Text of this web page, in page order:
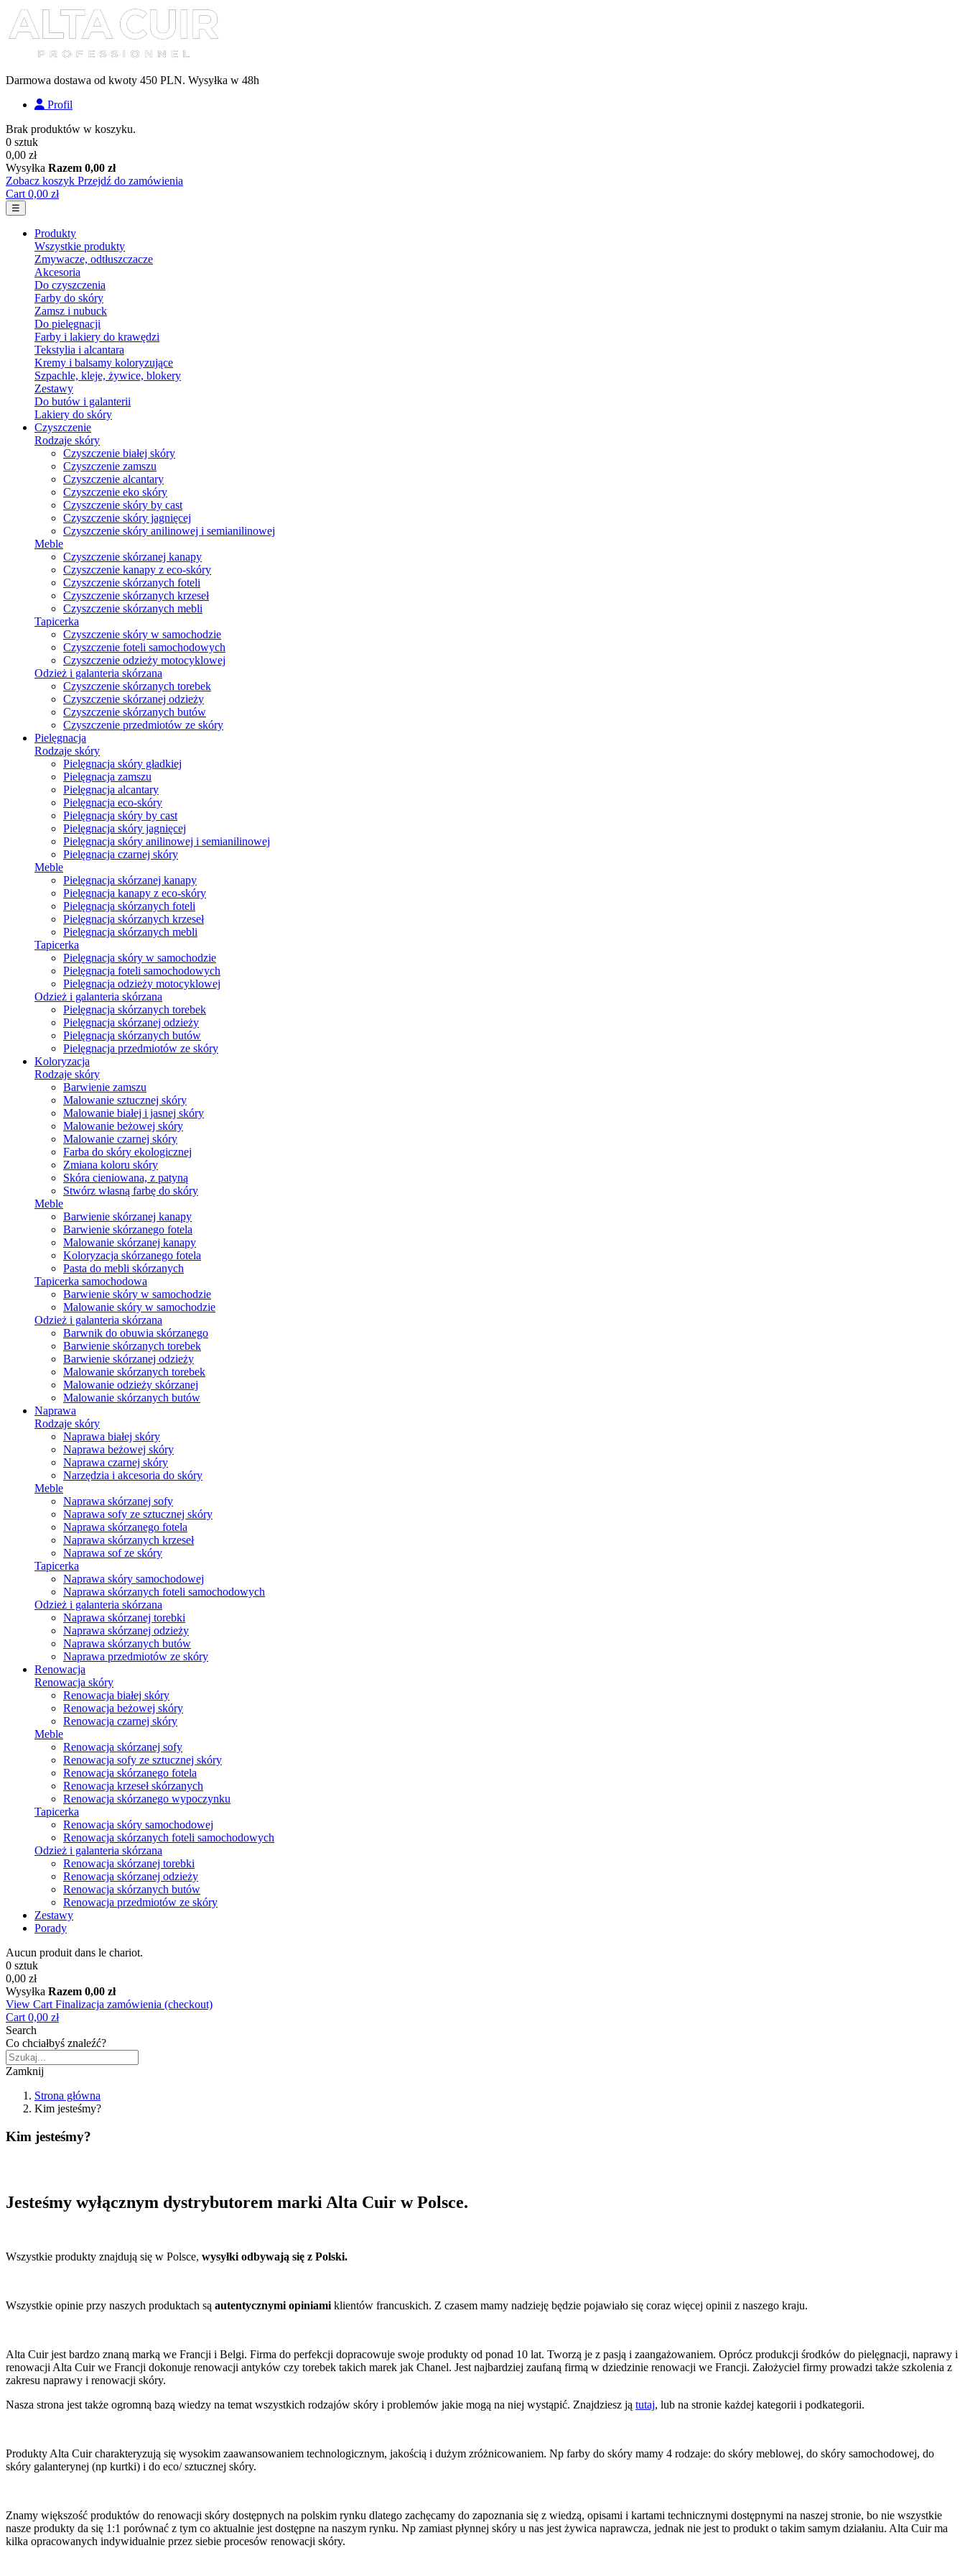
Darmowa dostawa od kwoty 450 PLN. Wysyłka w 48h
Profil
Brak produktów w koszyku.
0 sztuk
0,00 zł
Wysyłka Razem 0,00 zł
Zobacz koszyk Przejdź do zamówienia
Cart 0,00 zł
Toggle navigation
☰
Produkty
Wszystkie produkty
Zmywacze, odtłuszczacze
Akcesoria
Do czyszczenia
Farby do skóry
Zamsz i nubuck
Do pielęgnacji
Farby i lakiery do krawędzi
Tekstylia i alcantara
Kremy i balsamy koloryzujące
Szpachle, kleje, żywice, blokery
Zestawy
Do butów i galanterii
Lakiery do skóry
Czyszczenie
Rodzaje skóry
Czyszczenie białej skóry
Czyszczenie zamszu
Czyszczenie alcantary
Czyszczenie eko skóry
Czyszczenie skóry by cast
Czyszczenie skóry jagnięcej
Czyszczenie skóry anilinowej i semianilinowej
Meble
Czyszczenie skórzanej kanapy
Czyszczenie kanapy z eco-skóry
Czyszczenie skórzanych foteli
Czyszczenie skórzanych krzeseł
Czyszczenie skórzanych mebli
Tapicerka
Czyszczenie skóry w samochodzie
Czyszczenie foteli samochodowych
Czyszczenie odzieży motocyklowej
Odzież i galanteria skórzana
Czyszczenie skórzanych torebek
Czyszczenie skórzanej odzieży
Czyszczenie skórzanych butów
Czyszczenie przedmiotów ze skóry
Pielęgnacja
Rodzaje skóry
Pielęgnacja skóry gładkiej
Pielęgnacja zamszu
Pielęgnacja alcantary
Pielęgnacja eco-skóry
Pielęgnacja skóry by cast
Pielęgnacja skóry jagnięcej
Pielęgnacja skóry anilinowej i semianilinowej
Pielęgnacja czarnej skóry
Meble
Pielęgnacja skórzanej kanapy
Pielęgnacja kanapy z eco-skóry
Pielęgnacja skórzanych foteli
Pielęgnacja skórzanych krzeseł
Pielęgnacja skórzanych mebli
Tapicerka
Pielęgnacja skóry w samochodzie
Pielęgnacja foteli samochodowych
Pielęgnacja odzieży motocyklowej
Odzież i galanteria skórzana
Pielęgnacja skórzanych torebek
Pielęgnacja skórzanej odzieży
Pielęgnacja skórzanych butów
Pielęgnacja przedmiotów ze skóry
Koloryzacja
Rodzaje skóry
Barwienie zamszu
Malowanie sztucznej skóry
Malowanie białej i jasnej skóry
Malowanie beżowej skóry
Malowanie czarnej skóry
Farba do skóry ekologicznej
Zmiana koloru skóry
Skóra cieniowana, z patyną
Stwórz własną farbę do skóry
Meble
Barwienie skórzanej kanapy
Barwienie skórzanego fotela
Malowanie skórzanej kanapy
Koloryzacja skórzanego fotela
Pasta do mebli skórzanych
Tapicerka samochodowa
Barwienie skóry w samochodzie
Malowanie skóry w samochodzie
Odzież i galanteria skórzana
Barwnik do obuwia skórzanego
Barwienie skórzanych torebek
Barwienie skórzanej odzieży
Malowanie skórzanych torebek
Malowanie odzieży skórzanej
Malowanie skórzanych butów
Naprawa
Rodzaje skóry
Naprawa białej skóry
Naprawa beżowej skóry
Naprawa czarnej skóry
Narzędzia i akcesoria do skóry
Meble
Naprawa skórzanej sofy
Naprawa sofy ze sztucznej skóry
Naprawa skórzanego fotela
Naprawa skórzanych krzeseł
Naprawa sof ze skóry
Tapicerka
Naprawa skóry samochodowej
Naprawa skórzanych foteli samochodowych
Odzież i galanteria skórzana
Naprawa skórzanej torebki
Naprawa skórzanej odzieży
Naprawa skórzanych butów
Naprawa przedmiotów ze skóry
Renowacja
Renowacja skóry
Renowacja białej skóry
Renowacja beżowej skóry
Renowacja czarnej skóry
Meble
Renowacja skórzanej sofy
Renowacja sofy ze sztucznej skóry
Renowacja skórzanego fotela
Renowacja krzeseł skórzanych
Renowacja skórzanego wypoczynku
Tapicerka
Renowacja skóry samochodowej
Renowacja skórzanych foteli samochodowych
Odzież i galanteria skórzana
Renowacja skórzanej torebki
Renowacja skórzanej odzieży
Renowacja skórzanych butów
Renowacja przedmiotów ze skóry
Zestawy
Porady
Aucun produit dans le chariot.
0 sztuk
0,00 zł
Wysyłka Razem 0,00 zł
View Cart Finalizacja zamówienia (checkout)
Cart 0,00 zł
Search
Co chciałbyś znaleźć?
Zamknij
Strona główna
Kim jesteśmy?
Kim jesteśmy?
Jesteśmy wyłącznym dystrybutorem marki Alta Cuir w Polsce.
Wszystkie produkty znajdują się w Polsce, wysyłki odbywają się z Polski.
Wszystkie opinie przy naszych produktach są autentycznymi opiniamiklientów francuskich. Z czasem mamy nadzieję będzie pojawiało się coraz więcej opinii z naszego kraju.
Alta Cuir jest bardzo znaną marką we Francji i Belgi. Firma do perfekcji dopracowuje swoje produkty od ponad 10 lat. Tworzą je z pasją i zaangażowaniem. Oprócz produkcji środków do pielęgnacji, naprawy i
renowacji Alta Cuir we Francji dokonuje renowacji antyków czy torebek takich marek jak Chanel. Jest najbardziej zaufaną firmą w dziedzinie renowacji we Francji. Założyciel firmy prowadzi także szkolenia z
zakresu naprawy i renowacji skóry.
Nasza strona jest także ogromną bazą wiedzy na temat wszystkich rodzajów skóry i problemów jakie mogą na niej wystąpić. Znajdziesz ją tutaj, lub na stronie każdej kategorii i podkategorii.
Produkty Alta Cuir charakteryzują się wysokim zaawansowaniem technologicznym, jakością i dużym zróżnicowaniem. Np farby do skóry mamy 4 rodzaje: do skóry meblowej, do skóry samochodowej, do
skóry galanterynej (np kurtki) i do eco/ sztucznej skóry.
Znamy większość produktów do renowacji skóry dostępnych na polskim rynku dlatego zachęcamy do zapoznania się z wiedzą, opisami i kartami technicznymi dostępnymi na naszej stronie, bo nie wszystkie
nasze produkty da się 1:1 porównać z tym co aktualnie jest dostępne na naszym rynku. Np zamiast płynnej skóry u nas jest żywica naprawcza, jednak nie jest to produkt o takim samym działaniu. Alta Cuir ma
kilka opracowanych indywidualnie przez siebie procesów renowacji skóry.